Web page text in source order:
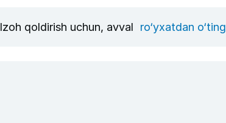
Izoh qoldirish uchun, avval ro‘yxatdan o‘ting